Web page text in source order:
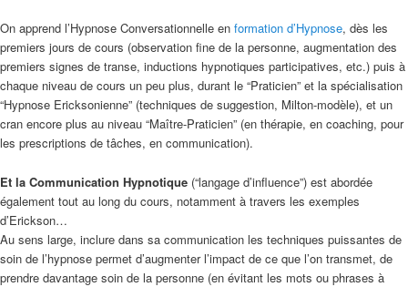
On apprend l’Hypnose Conversationnelle en formation d’Hypnose, dès les
premiers jours de cours (observation fine de la personne, augmentation des
premiers signes de transe, inductions hypnotiques participatives, etc.) puis à
chaque niveau de cours un peu plus, durant le “Praticien” et la spécialisation
“Hypnose Ericksonienne” (techniques de suggestion, Milton-modèle), et un
cran encore plus au niveau “Maître-Praticien” (en thérapie, en coaching, pour
les prescriptions de tâches, en communication).
Et la Communication Hypnotique (“langage d’influence”) est abordée
également tout au long du cours, notamment à travers les exemples
d’Erickson…
Au sens large, inclure dans sa communication les techniques puissantes de
soin de l’hypnose permet d’augmenter l’impact de ce que l’on transmet, de
prendre davantage soin de la personne (en évitant les mots ou phrases à